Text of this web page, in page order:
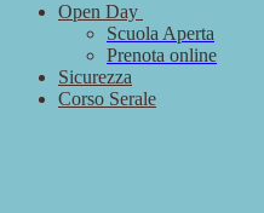
Open Day
Scuola Aperta
Prenota online
Sicurezza
Corso Serale